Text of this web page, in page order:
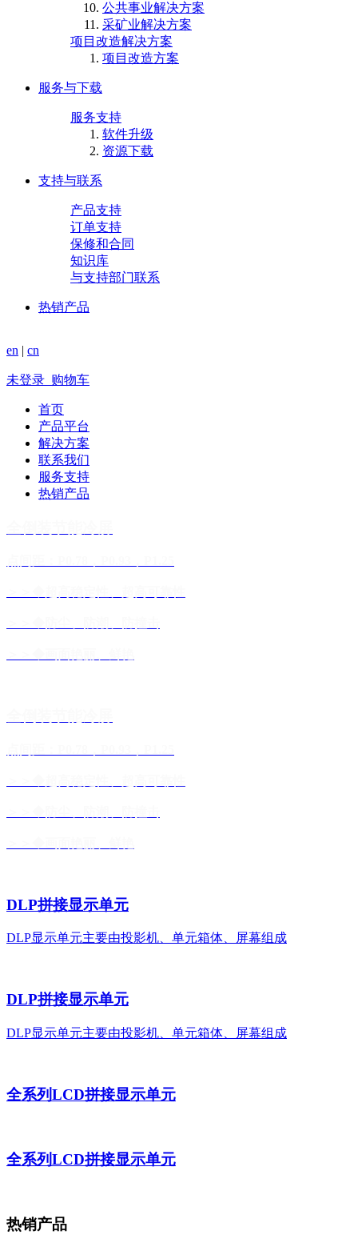
公共事业解决方案
采矿业解决方案
项目改造解决方案
项目改造方案
服务与下载
服务支持
软件升级
资源下载
支持与联系
产品支持
订单支持
保修和合同
知识库
与支持部门联系
热销产品
en | cn
未登录 购物车
首页
产品平台
解决方案
联系我们
服务支持
热销产品
DLP拼接显示单元
DLP显示单元主要由投影机、单元箱体、屏幕组成
DLP拼接显示单元
DLP显示单元主要由投影机、单元箱体、屏幕组成
全系列LCD拼接显示单元
全系列LCD拼接显示单元
热销产品